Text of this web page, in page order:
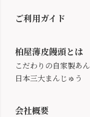
ご利用ガイド
柏屋薄皮饅頭とは
こだわりの自家製あん
日本三大まんじゅう
会社概要